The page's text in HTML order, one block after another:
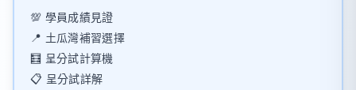
💯 學員成績見證
📍 土瓜灣補習選擇
🧮 呈分試計算機
📋 呈分試詳解